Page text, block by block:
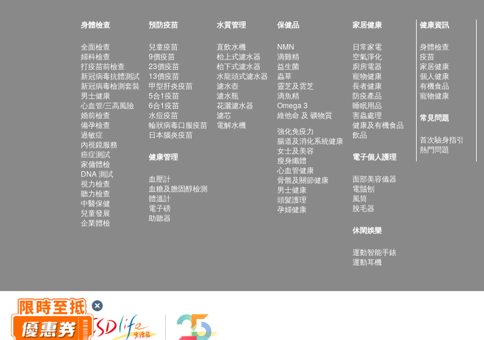
身體檢查
全面檢查
婦科檢查
打疫苗前檢查
新冠病毒抗體測試
新冠病毒檢測套裝
男士健康
心血管/三高風險
婚前檢查
備孕檢查
過敏症
內視鏡服務
癌症測試
家傭體檢
DNA 測試
視力檢查
聽力檢查
中醫保健
兒童發展
企業體檢
預防疫苗
兒童疫苗
9價疫苗
23價疫苗
13價疫苗
甲型肝炎疫苗
5合1疫苗
6合1疫苗
水痘疫苗
輪狀病毒口服疫苗
日本腦炎疫苗
健康管理
血壓計
血糖及膽固醇檢測
體溫計
電子磅
助聽器
水質管理
直飲水機
枱上式濾水器
枱下式濾水器
水龍頭式濾水器
濾水壺
濾水瓶
花灑濾水器
濾芯
電解水機
保健品
NMN
滴雞精
益生菌
蟲草
靈芝及雲芝
滴魚精
Omega 3
維他命 及 礦物質
強化免疫力
腸道及消化系統健康
女士及美容
瘦身纖體
心血管健康
骨骼及關節健康
男士健康
頭髮護理
孕婦健康
家居健康
日常家電
空氣淨化
廚房電器
寵物健康
長者健康
防疫產品
睡眠用品
害蟲處理
健康及有機食品
飲品
電子個人護理
面部美容儀器
電鬚刨
風筒
脫毛器
休閑娛樂
運動智能手錶
運動耳機
健康資訊
身體檢查
疫苗
家居健康
個人健康
有機食品
寵物健康
常見問題
首次驗身指引
熱門問題